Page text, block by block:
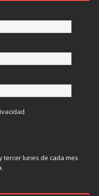
tercer lunes de cada mes